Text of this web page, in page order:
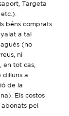
Targeta
béns comprats
a tal
(no
ni
en tot cas,
dilluns a
de la
Els costos
pel